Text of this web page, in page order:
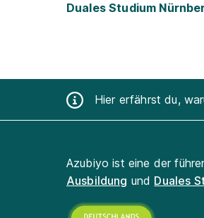
Duales Studium
Hier erfährst du,
Azubiyo ist eine der
Ausbildung und Duales